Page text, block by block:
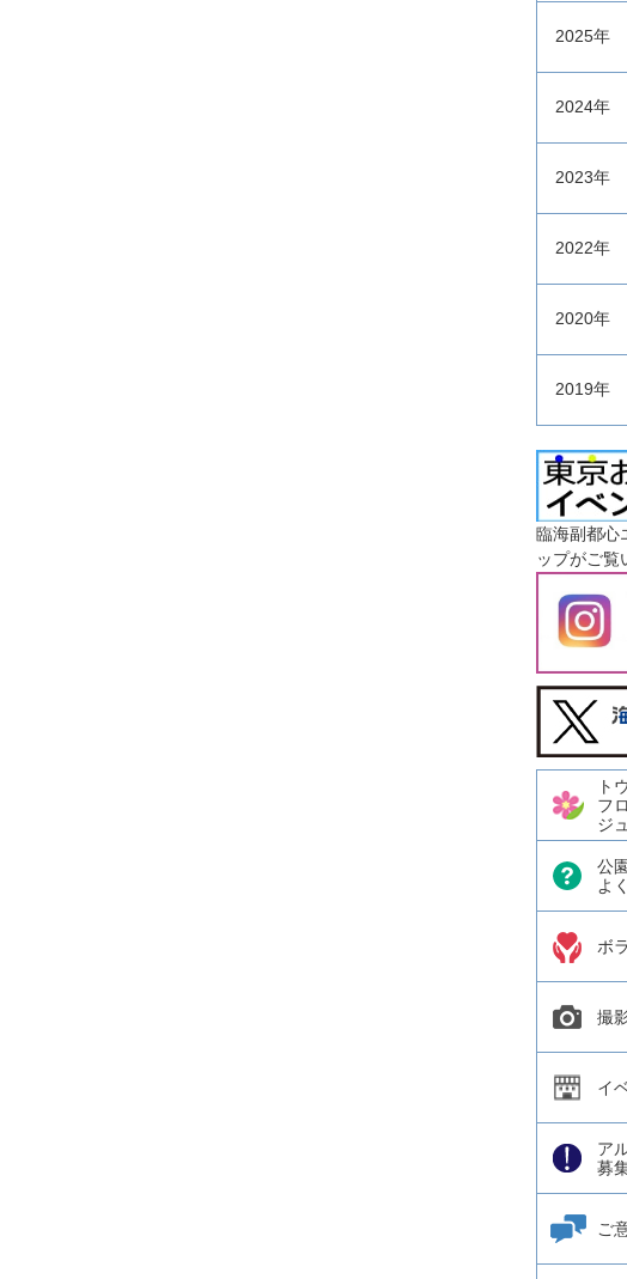
2025年
2024年
2023年
2022年
2020年
2019年
臨海副都心
ップがご覧
今日の東
X】
ト
フ
ジュ
公
よ
ボ
撮
イ
ア
募
ご